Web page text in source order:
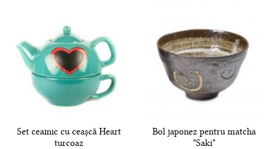
Set ceainic cu ceașcă Heart
turcoaz
Bol japonez pentru matcha
"Saki"